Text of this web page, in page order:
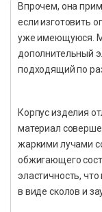
Впрочем, она
если изготовить
уже имеющуюся.
дополнительный
подходящий по
Корпус изделия
материал
жаркими лучами
обжигающего
эластичность,
в виде сколов и